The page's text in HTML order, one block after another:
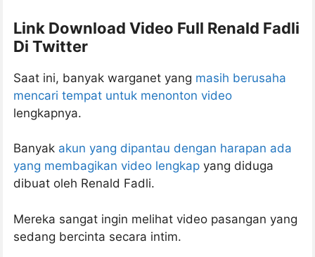
Link Download Video Full Renald Fadli
Di Twitter
Saat ini, banyak warganet yang masih berusaha
mencari tempat untuk menonton video
lengkapnya.
Banyak akun yang dipantau dengan harapan ada
yang membagikan video lengkap yang diduga
dibuat oleh Renald Fadli.
Mereka sangat ingin melihat video pasangan yang
sedang bercinta secara intim.